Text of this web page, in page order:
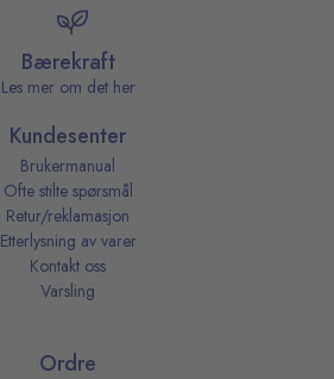
Bærekraft
Les mer om det her
Kundesenter
Brukermanual
Ofte stilte spørsmål
Retur/reklamasjon
Etterlysning av varer
Kontakt oss
Varsling
Ordre